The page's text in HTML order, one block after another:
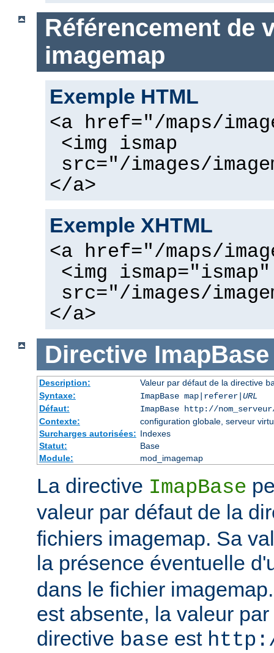
Référencement de
imagemap
Exemple HTML
<a href="/maps/
<img ismap
src="/images/
</a>
Exemple XHTML
<a href="/maps/
<img ismap="ismap"
src="/images/
</a>
Directive ImapBase
Description: Valeur par défaut de la directive
Syntaxe:
ImapBase map|referer| URL
Défaut:
ImapBase http://
Contexte:
configuration globale, serveur
Surcharges autorisées: Indexes
Statut:
Base
Module:
mod_imagemap
La directive ImapBase
valeur par défaut de la
fichiers imagemap. Sa
la présence éventuelle
dans le fichier
est absente, la valeur
directive base est